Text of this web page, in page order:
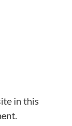
in this